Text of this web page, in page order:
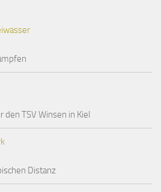
den TSV Winsen in Kiel
Distanz